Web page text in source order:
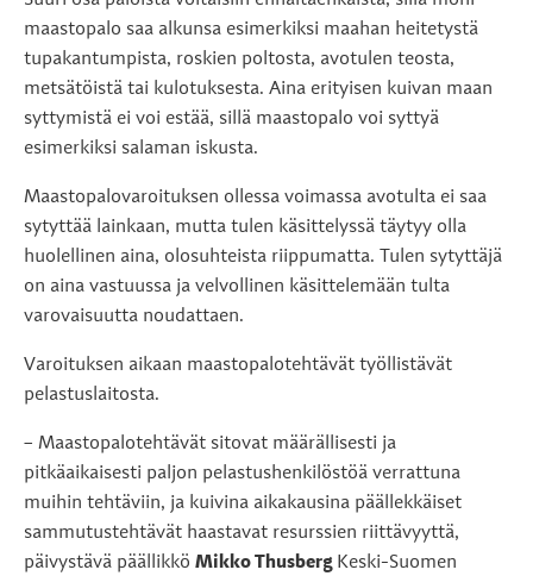
maastopalo saa alkunsa esimerkiksi maahan heitetystä
tupakantumpista, roskien poltosta, avotulen teosta,
metsätöistä tai kulotuksesta. Aina erityisen kuivan maan
syttymistä ei voi estää, sillä maastopalo voi syttyä
esimerkiksi salaman iskusta.
Maastopalovaroituksen ollessa voimassa avotulta ei saa
sytyttää lainkaan, mutta tulen käsittelyssä täytyy olla
huolellinen aina, olosuhteista riippumatta. Tulen sytyttäjä
on aina vastuussa ja velvollinen käsittelemään tulta
varovaisuutta noudattaen.
Varoituksen aikaan maastopalotehtävät työllistävät
pelastuslaitosta.
– Maastopalotehtävät sitovat määrällisesti ja
pitkäaikaisesti paljon pelastushenkilöstöä verrattuna
muihin tehtäviin, ja kuivina aikakausina päällekkäiset
sammutustehtävät haastavat resurssien riittävyyttä,
päivystävä päällikkö Mikko Thusberg Keski-Suomen